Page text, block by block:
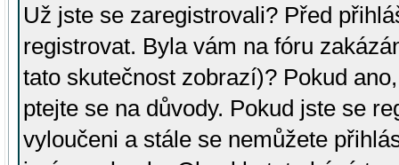
Už jste se zaregistrovali? Před
registrovat. Byla vám na fóru
tato skutečnost zobrazí)? Pokud
ptejte se na důvody. Pokud jste se
vyloučeni a stále se nemůžete